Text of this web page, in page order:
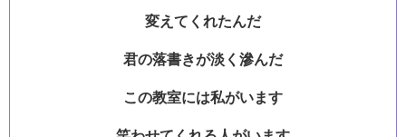
変えてくれたんだ
君の落書きが淡く滲んだ
この教室には私がいます